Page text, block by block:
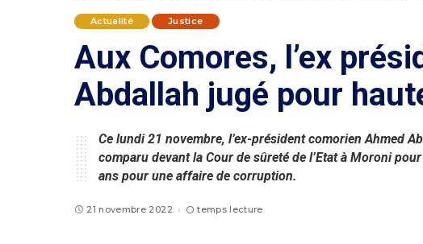
Actualité Justice
Aux Comores, l’ex
Abdallah jugé pour
Ce lundi 21 novembre, l’ex-président comorien Ahmed
comparu devant la Cour de sûreté de l’Etat à Moroni
ans pour une affaire de corruption.
21 novembre 2022 temps lecture